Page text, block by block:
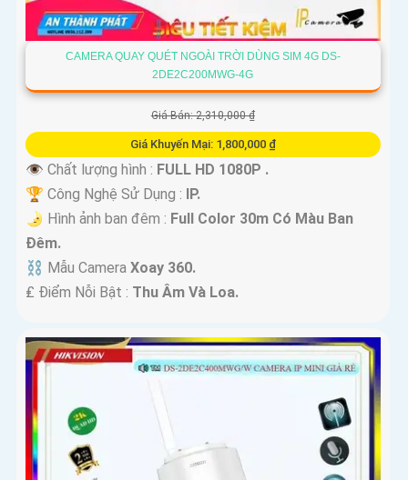
CAMERA QUAY QUÉT NGOÀI TRỜI DÙNG SIM 4G DS-
2DE2C200MWG-4G
Giá Bán: 2,310,000 ₫
Giá Khuyến Mại: 1,800,000 ₫
👁 Chất lượng hình : FULL HD 1080P .
🏆 Công Nghệ Sử Dụng :
IP.
🌛 Hình ảnh ban đêm : Full Color 30m Có Màu Ban
Ðêm.
⛓ Mẫu Camera Xoay 360.
️₤ Điểm Nỗi Bật : Thu Âm Và Loa.